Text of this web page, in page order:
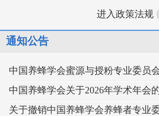
进入政策法规
通知公告
中国养蜂学会关于2026年学术年会
关于撤销中国养蜂学会养蜂者专业